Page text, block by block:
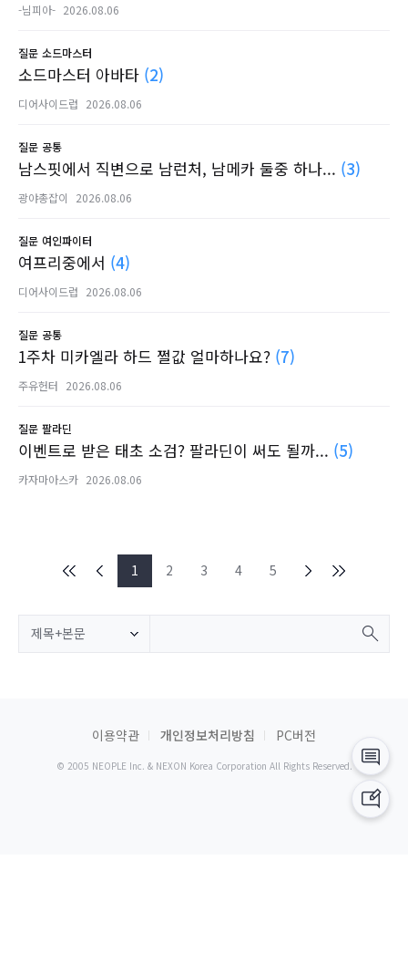
-님피아- 2026.08.06
질문 소드마스터
소드마스터 아바타 (2)
디어사이드럽 2026.08.06
질문 공통
남스핏에서 직변으로 남런처, 남메카 둘중 하나... (3)
광야총잡이 2026.08.06
질문 여인파이터
여프리중에서 (4)
디어사이드럽 2026.08.06
질문 공통
1주차 미카엘라 하드 쩔값 얼마하나요? (7)
주유헌터 2026.08.06
질문 팔라딘
이벤트로 받은 태초 소검? 팔라딘이 써도 될까... (5)
카자마아스카 2026.08.06
1 2 3 4 5
제목+본문
이용약관 개인정보처리방침 PC버전
© 2005 NEOPLE Inc. & NEXON Korea Corporation All Rights Reserved.